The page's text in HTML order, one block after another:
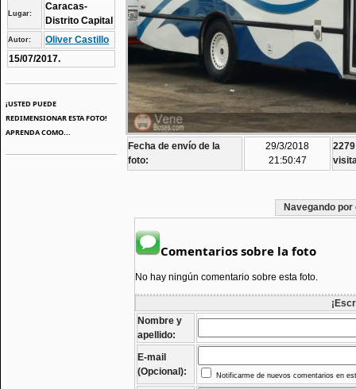
Lugar:
Caracas-
Distrito Capital
Autor:
Oliver Castillo
15/07/2017.
¡USTED PUEDE
REDIMENSIONAR ESTA FOTO!
APRENDA COMO...
Fecha de envío de la
foto:
29/3/2018
21:50:47
2279
Navegando
Comentarios sobre la foto
No hay ningún comentario sobre esta foto.
Nombre y
apellido:
E-mail
(Opcional):
Notificarme de nuevos comentarios en